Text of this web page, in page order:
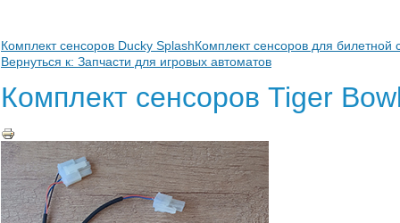
Комплект сенсоров Ducky SplashКомплект сенсоров для билетной
Вернуться к: Запчасти для игровых автоматов
Комплект сенсоров Tiger